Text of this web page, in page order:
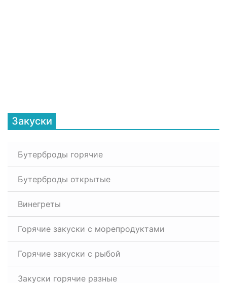
Закуски
Бутерброды горячие
Бутерброды открытые
Винегреты
Горячие закуски с морепродуктами
Горячие закуски с рыбой
Закуски горячие разные